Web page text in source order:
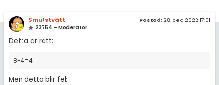
Smutstvätt
23754 – Moderator
Postad: 28 dec 2022 17:01
Detta är rätt:
8-4=4
Men detta blir fel:
Topplistor